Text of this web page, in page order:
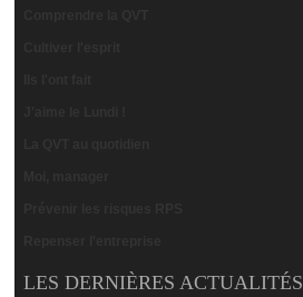
LES DERNIÈRES ACTUALITÉS